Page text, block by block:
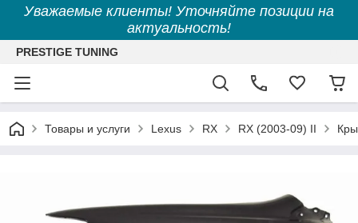
Уважаемые клиенты! Уточняйте позиции на
актуальность!
PRESTIGE TUNING
Товары и услуги Lexus RX RX (2003-09) II